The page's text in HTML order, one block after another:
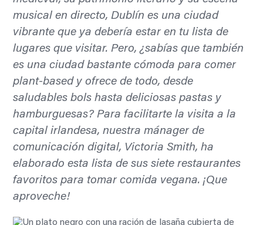
musical en directo, Dublín es una ciudad
vibrante que ya debería estar en tu lista de
lugares que visitar. Pero, ¿sabías que también
es una ciudad bastante cómoda para comer
plant-based y ofrece de todo, desde
saludables bols hasta deliciosas pastas y
hamburguesas? Para facilitarte la visita a la
capital irlandesa, nuestra mánager de
comunicación digital, Victoria Smith, ha
elaborado esta lista de sus siete restaurantes
favoritos para tomar comida vegana. ¡Que
aproveche!